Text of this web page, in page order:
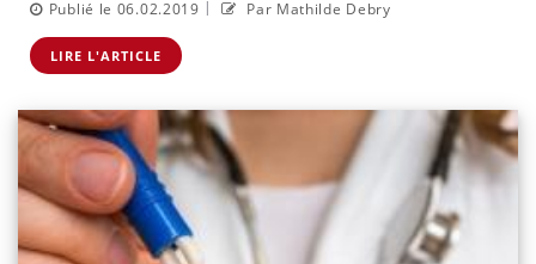
Publié le 06.02.2019 | Par Mathilde Debry
LIRE L'ARTICLE